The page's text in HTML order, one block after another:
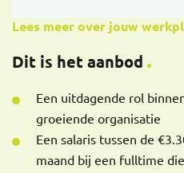
Dit is het aanbod
Een uitdagende rol
groeiende organisatie
Een salaris tussen de
maand bij een fulltime
Lees meer over jouw